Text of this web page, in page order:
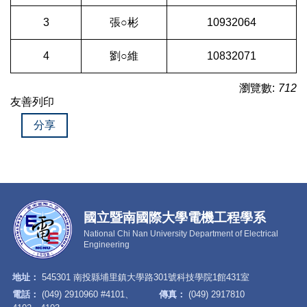
3 張○彬 10932064
4 劉○維 10832071
瀏覽數: 712
友善列印
分享
國立暨南國際大學電機工程學系
National Chi Nan University Department of Electrical
Engineering
地址： 545301 南投縣埔里鎮大學路301號科技學院1館431室
電話： (049) 2910960 #4101、
傳真： (049) 2917810